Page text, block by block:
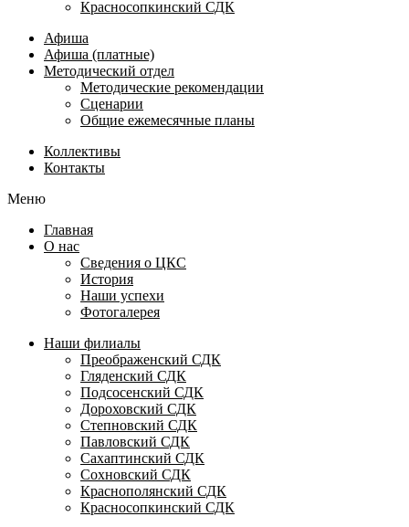
Красносопкинский СДК
Афиша
Афиша (платные)
Методический отдел
Методические рекомендации
Сценарии
Общие ежемесячные планы
Коллективы
Контакты
Меню
Главная
О нас
Сведения о ЦКС
История
Наши успехи
Фотогалерея
Наши филиалы
Преображенский СДК
Гляденский СДК
Подсосенский СДК
Дороховский СДК
Степновский СДК
Павловский СДК
Сахаптинский СДК
Сохновский СДК
Краснополянский СДК
Красносопкинский СДК